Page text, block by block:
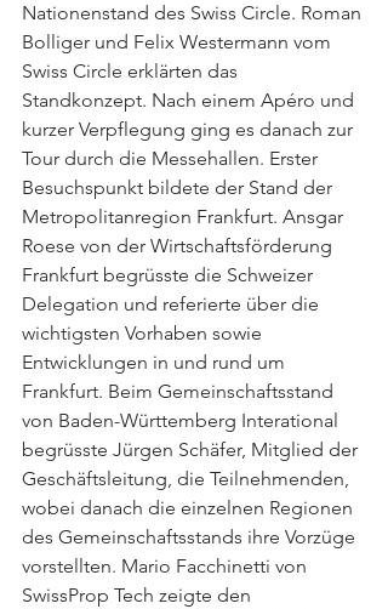
Nationenstand des Swiss Circle. Roman
Bolliger und Felix Westermann vom
Swiss Circle erklärten das
Standkonzept. Nach einem Apéro und
kurzer Verpflegung ging es danach zur
Tour durch die Messehallen. Erster
Besuchspunkt bildete der Stand der
Metropolitanregion Frankfurt. Ansgar
Roese von der Wirtschaftsförderung
Frankfurt begrüsste die Schweizer
Delegation und referierte über die
wichtigsten Vorhaben sowie
Entwicklungen in und rund um
Frankfurt. Beim Gemeinschaftsstand
von Baden-Württemberg Interational
begrüsste Jürgen Schäfer, Mitglied der
Geschäftsleitung, die Teilnehmenden,
wobei danach die einzelnen Regionen
des Gemeinschaftsstands ihre Vorzüge
vorstellten. Mario Facchinetti von
SwissProp Tech zeigte den